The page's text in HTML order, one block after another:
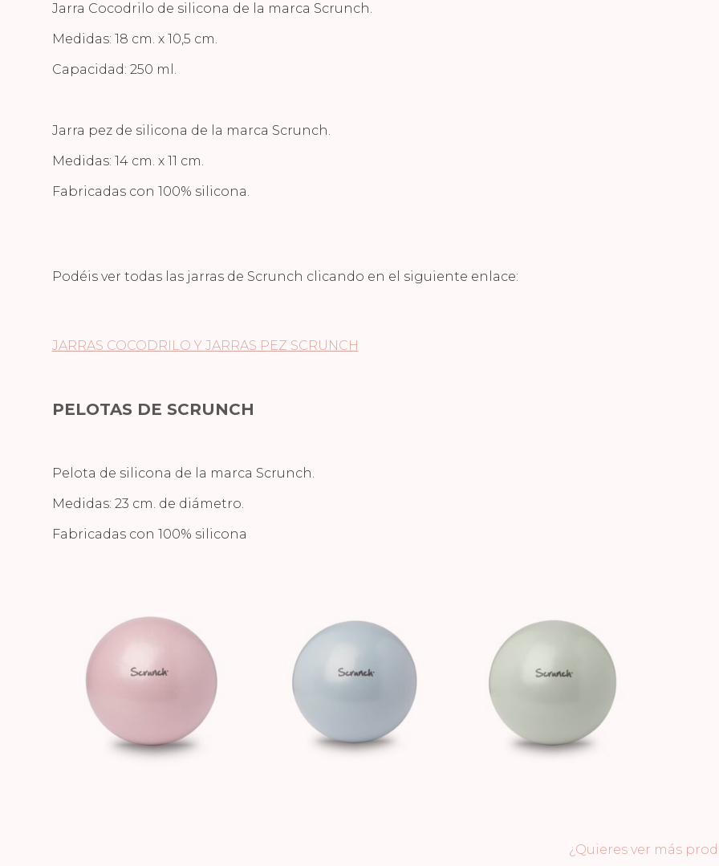
Jarra Cocodrilo de silicona de la marca Scrunch.
Medidas: 18 cm. x 10,5 cm.
Capacidad: 250 ml.
Jarra pez de silicona de la marca Scrunch.
Medidas: 14 cm. x 11 cm.
Fabricadas con 100% silicona.
Podéis ver todas las jarras de Scrunch clicando en el siguiente enlace:
JARRAS COCODRILO Y JARRAS PEZ SCRUNCH
PELOTAS DE SCRUNCH
Pelota de silicona de la marca Scrunch.
Medidas: 23 cm. de diámetro.
Fabricadas con 100% silicona
¿Quieres ver más productos de